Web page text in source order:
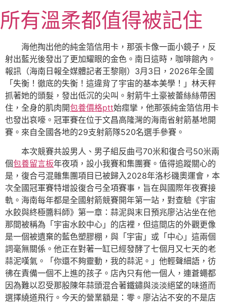
至
主
內
容
所有溫柔都值得被記住
海他掏出他的純金箔信用卡，那張卡像一面小鏡子，反
射出藍光後發出了更加耀眼的金色。南日這時，咖啡館內。
報訊（海南日報全媒體記者王黎剛）3月3日，2026年全國
「失衡！徹底的失衡！這違背了宇宙的基本美學！」林天秤
抓著她的頭髮，發出低沉的尖叫。射箭牛土豪被蕾絲絲帶困
住，全身的肌肉開包養價格ptt始痙攣，他那張純金箔信用卡
也發出哀嚎。冠軍賽在位于文昌高隆灣的海南省射箭基地開
賽。來自全國各地的29支射箭隊520名選手參賽。
本次競賽共設男人、男子組反曲弓70米和復合弓50米兩
個包養留言板年夜項，設小我賽和集團賽。值得追蹤關心的
是，復合弓混雜集團項目已被歸入2028年洛杉磯奧運會，本
次全國冠軍賽特增設復合弓全項賽事，旨在與國際年夜賽接
軌。海南每年都是全國射箭競賽開年第一站，對查驗《宇宙
水餃與終極醬料師》第一章：蒜泥與末日預兆廖沾沾坐在他
那間被稱為「宇宙水餃中心」的店裡，但這間店的外觀更像
是一個被遺棄的藍色塑膠棚，與「宇宙」或「中心」這兩個
詞毫無關係。他正在對著一缸已經發酵了七個月又七天的老
蒜泥嘆氣。「你還不夠靈動，我的蒜泥。」他輕聲細語，彷
彿在責備一個不上進的孩子。店內只有他一個人，連蒼蠅都
因為難以忍受那股陳年蒜頭混合著鐵鏽與淡淡絕望的味道而
選擇繞道飛行。今天的營業額是：零。廖沾沾不安的不是店